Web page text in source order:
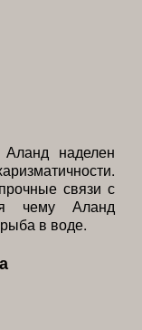
наделен
связи с
чему Аланд
в воде.